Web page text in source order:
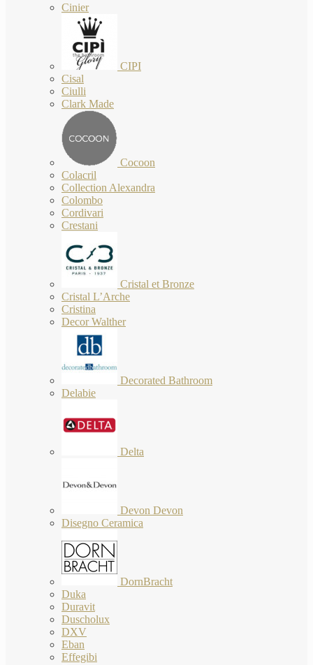
Cinier
CIPI
Cisal
Ciulli
Clark Made
Cocoon
Colacril
Collection Alexandra
Colombo
Cordivari
Crestani
Cristal et Bronze
Cristal L’Arche
Cristina
Decor Walther
Decorated Bathroom
Delabie
Delta
Devon Devon
Disegno Ceramica
DornBracht
Duka
Duravit
Duscholux
DXV
Eban
Effegibi